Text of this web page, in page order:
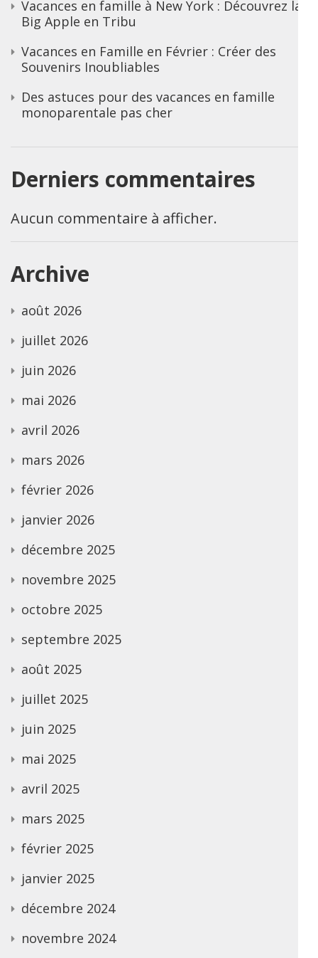
Vacances en famille à New York : Découvrez la
Big Apple en Tribu
Vacances en Famille en Février : Créer des
Souvenirs Inoubliables
Des astuces pour des vacances en famille
monoparentale pas cher
Derniers commentaires
Aucun commentaire à afficher.
Archive
août 2026
juillet 2026
juin 2026
mai 2026
avril 2026
mars 2026
février 2026
janvier 2026
décembre 2025
novembre 2025
octobre 2025
septembre 2025
août 2025
juillet 2025
juin 2025
mai 2025
avril 2025
mars 2025
février 2025
janvier 2025
décembre 2024
novembre 2024